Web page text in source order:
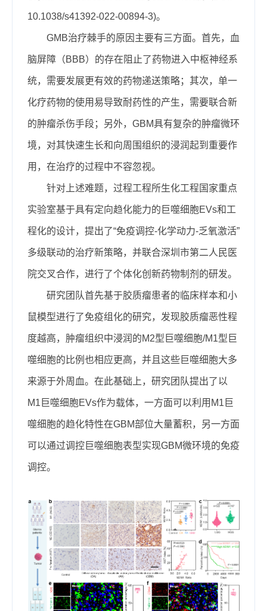
10.1038/s41392-022-00894-3)。
GMB治疗棘手的原因主要有三方面。首先， 血
脑屏障（BBB）的存在阻止了药物进入中枢神经系
统，需要发展更有效的药物递送策略；其次，单一
化疗药物的使用易导致耐药性的产生，需要联合新
的肿瘤杀伤手段；另外，GBM具有复杂的肿瘤微环
境，对其快速生长和向周围组织的浸润起到重要作
用，在治疗的过程中不容忽视。
针对上述难题，过程工程所生化工程国家重点
实验室基于具有定向趋化能力的巨噬细胞EVs和工
程化的设计，提出了“免疫调控-化学动力-乏氧激活”
多级联动的治疗新策略，并联合深圳市第二人民医
院交叉合作，进行了个体化创新药物制剂的研发。
研究团队首先基于胶质瘤患者的临床样本和小
鼠模型进行了免疫组化的研究，发现胶质瘤恶性程
度越高，肿瘤组织中浸润的M2型巨噬细胞/M1型巨
噬细胞的比例也相应更高，并且这些巨噬细胞大多
来源于外周血。在此基础上，研究团队提出了以
M1 巨噬细胞EVs作为载体，一方面可以利用M1 巨
噬细胞的趋化特性在GBM部位大量蓄积，另一方面
可以通过调控巨噬细胞表型实现GBM微环境的免疫
调控。